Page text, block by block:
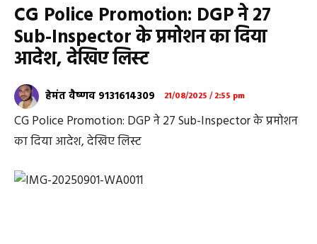
CG Police Promotion: DGP ने 27
Sub-Inspector के प्रमोशन का दिया
आदेश, देखिए लिस्ट
हेमंत वैष्णव 9131614309 21/08/2025 / 2:55 pm
CG Police Promotion: DGP ने 27 Sub-Inspector के प्रमोशन
का दिया आदेश, देखिए लिस्ट